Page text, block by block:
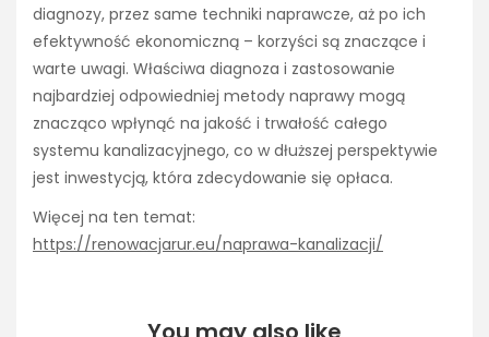
diagnozy, przez same techniki naprawcze, aż po ich
efektywność ekonomiczną – korzyści są znaczące i
warte uwagi. Właściwa diagnoza i zastosowanie
najbardziej odpowiedniej metody naprawy mogą
znacząco wpłynąć na jakość i trwałość całego
systemu kanalizacyjnego, co w dłuższej perspektywie
jest inwestycją, która zdecydowanie się opłaca.
Więcej na ten temat:
https://renowacjarur.eu/naprawa-kanalizacji/